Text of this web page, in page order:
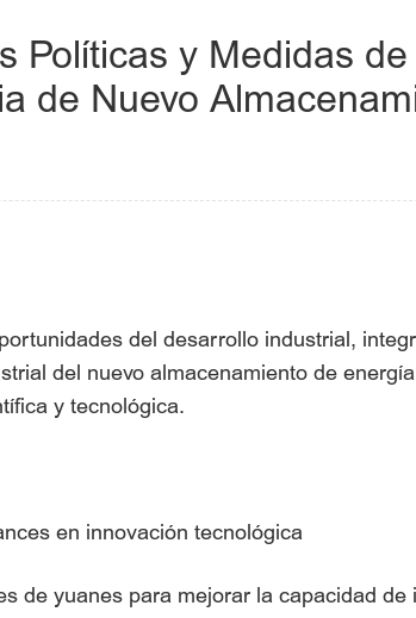
Políticas y Medidas
de Nuevo
del desarrollo industrial,
del nuevo almacenamiento de
y tecnológica.
en innovación tecnológica
de yuanes para mejorar la capacidad